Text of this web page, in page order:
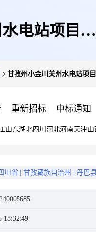
电站项目恢
甘孜州小金川关州水电站项
重新招标 中标通知
山东湖北四川 河北河南天津山
川省 甘孜藏族自治州 丹巴
18:32:49